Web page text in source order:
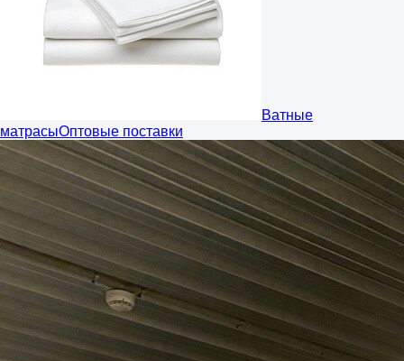
Ватные
матрасыОптовые поставки